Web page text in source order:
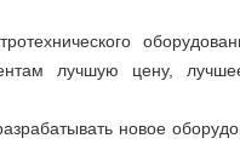
лучшую цену,
новое